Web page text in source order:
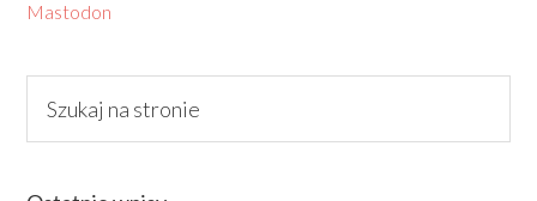
Mastodon